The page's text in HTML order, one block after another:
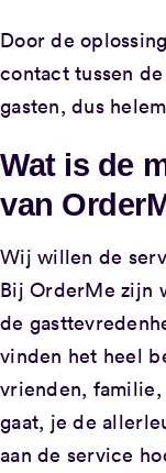
Door de
contact tussen
gasten, dus
Wat is de
van
Wij willen de
Bij OrderMe zijn
de
vinden het heel
vrienden, familie,
gaat, je de
aan de service